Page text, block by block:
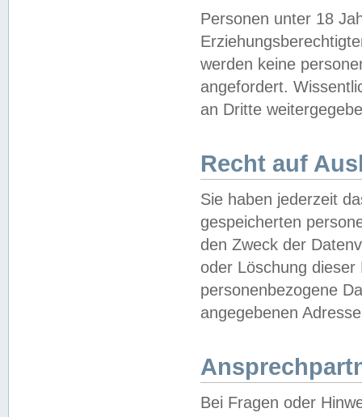
Personen unter 18
werden keine
angefordert.
an Dritte
Recht auf
Sie haben jederzeit
gespeicherten
den Zweck der
oder Löschung
personenbezogene
angegebenen
Bei Fragen oder